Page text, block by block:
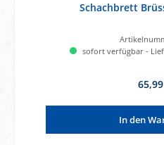
Schachbrett
sofort verfügbar -
In den